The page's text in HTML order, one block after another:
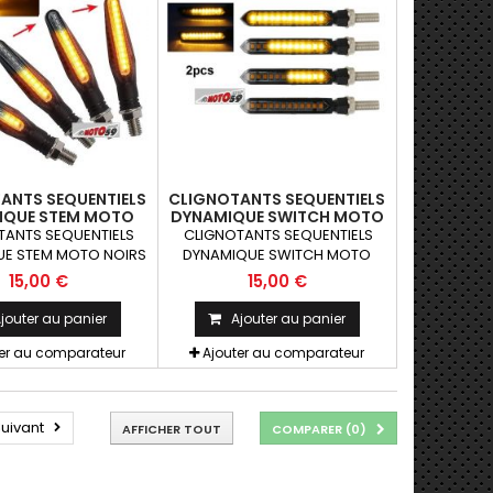
SEQUENTIELS
STEM MOTO
LED ABS X2
SEQUENTIELS
STEM MOTO NOIRS
x2 pcs Paire de
universels qui
adaptables sur
ou scooters
15,00 €
au panier
au comparateur
CLIGNOTANTS SEQUENTIELS
DYNAMIQUE SWITCH MOTO
NOIRS LEDS ABS X2
CLIGNOTANTS SEQUENTIELS
DYNAMIQUE SWITCH MOTO
NOIRS LED ABS x2 pcs Paire de
clignotants universels qui
peuvent être adaptables sur
toutes motos ou scooters
15,00 €
Ajouter au panier
Ajouter au comparateur
COMPARER (0)
AFFICHER TOUT